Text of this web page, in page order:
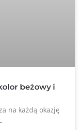
beżowy i
na każdą okazję